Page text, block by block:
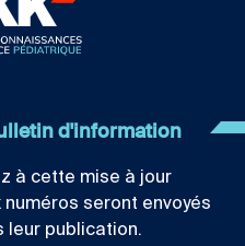
d'information
à cette mise à jour
seront envoyés
leur publication.